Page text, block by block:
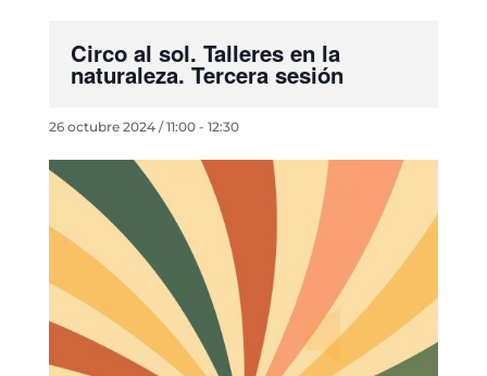
Circo al sol. Talleres en la
naturaleza. Tercera sesión
26 octubre 2024 / 11:00- 12:30